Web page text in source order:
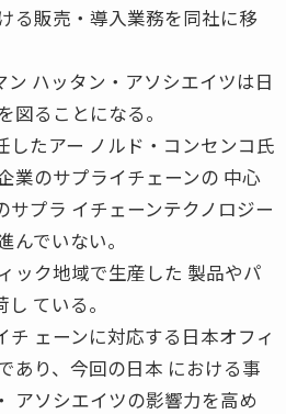
る販売・導入業務を同社に移
ハッタン・アソシエイツは日
図ることになる。
したアー ノルド・コンセンコ氏
業のサプライチェーンの 中心
サプラ イチェーンテクノロジー
んでいない。
ック地域で生産した 製品やパ
ている。
チ ェーンに対応する日本オフィ
あり、今回の日本 における事
アソシエイツの影響力を高め